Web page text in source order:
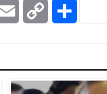
Email Copy